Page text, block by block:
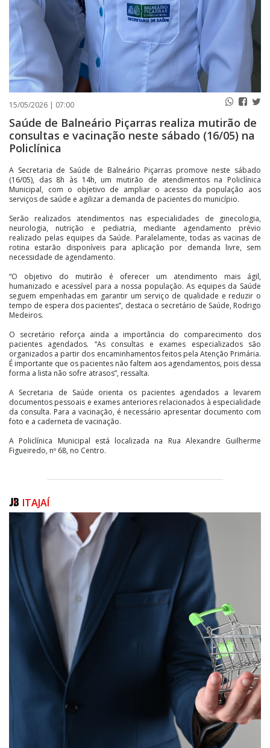
15/05/2026 | 07:00
Saúde de Balneário Piçarras realiza mutirão de
consultas e vacinação neste sábado (16/05) na
Policlínica
A Secretaria de Saúde de Balneário Piçarras promove neste sábado
(16/05), das 8h às 14h, um mutirão de atendimentos na Policlínica
Municipal, com o objetivo de ampliar o acesso da população aos
serviços de saúde e agilizar a demanda de pacientes do município.
Serão realizados atendimentos nas especialidades de ginecologia,
neurologia, nutrição e pediatria, mediante agendamento prévio
realizado pelas equipes da Saúde. Paralelamente, todas as vacinas de
rotina estarão disponíveis para aplicação por demanda livre, sem
necessidade de agendamento.
“O objetivo do mutirão é oferecer um atendimento mais ágil,
humanizado e acessível para a nossa população. As equipes da Saúde
seguem empenhadas em garantir um serviço de qualidade e reduzir o
tempo de espera dos pacientes”, destaca o secretário de Saúde, Rodrigo
Medeiros.
O secretário reforça ainda a importância do comparecimento dos
pacientes agendados. “As consultas e exames especializados são
organizados a partir dos encaminhamentos feitos pela Atenção Primária.
É importante que os pacientes não faltem aos agendamentos, pois dessa
forma a lista não sofre atrasos”, ressalta.
A Secretaria de Saúde orienta os pacientes agendados a levarem
documentos pessoais e exames anteriores relacionados à especialidade
da consulta. Para a vacinação, é necessário apresentar documento com
foto e a caderneta de vacinação.
A Policlínica Municipal está localizada na Rua Alexandre Guilherme
Figueiredo, nº 68, no Centro.
Texto, Lyandra Machado, jornalista responsável
Foto: José Santos
ITAJAÍ